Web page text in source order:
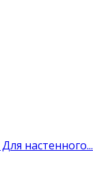
настенного...